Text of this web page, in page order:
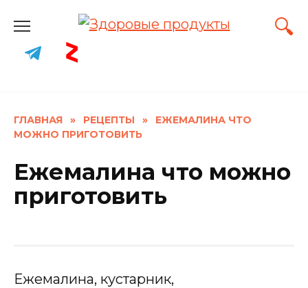
content
ГЛАВНАЯ » РЕЦЕПТЫ »
ЕЖЕМАЛИНА ЧТО
МОЖНО ПРИГОТОВИТЬ
Ежемалина что можно
приготовить
Ежемалина, кустарник,